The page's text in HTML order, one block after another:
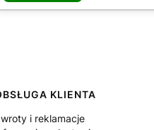
KLIENTA
i reklamacje